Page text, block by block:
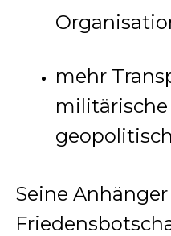
mehr
Seine